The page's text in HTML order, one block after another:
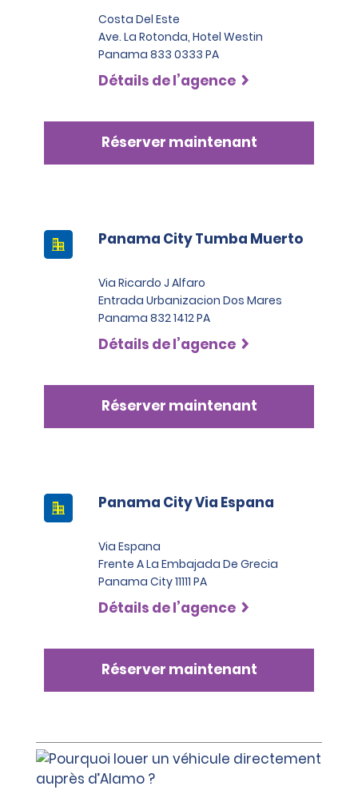
Costa Del Este
Ave. La Rotonda, Hotel Westin
Panama 833 0333 PA
Détails de l’agence
Réserver maintenant
Panama City Tumba Muerto
Via Ricardo J Alfaro
Entrada Urbanizacion Dos Mares
Panama 832 1412 PA
Détails de l’agence
Réserver maintenant
Panama City Via Espana
Via Espana
Frente A La Embajada De Grecia
Panama City 11111 PA
Détails de l’agence
Réserver maintenant